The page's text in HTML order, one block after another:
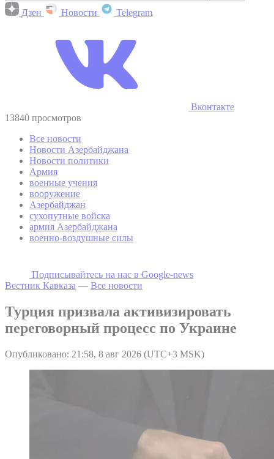
Дзен Новости Telegram
Вконтакте
13840 просмотров
Все новости
Новости Азербайджана
Новости политики
Армия
военные учения
вооружение
Азербайджан
сухопутные войска
армия Азербайджана
военно-воздушные силы
Подписывайтесь на наc в Google-news
Вестник Кавказа — Все новости
Турция призвала активизировать
переговорный процесс по Украине
Опубликовано: 21:58, 8 авг 2026 (UTC+3 MSK)